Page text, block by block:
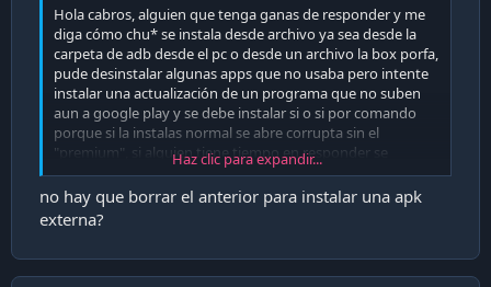
Hola cabros, alguien que tenga ganas de responder y me
diga cómo chu* se instala desde archivo ya sea desde la
carpeta de adb desde el pc o desde un archivo la box porfa,
pude desinstalar algunas apps que no usaba pero intente
instalar una actualización de un programa que no suben
aun a google play y se debe instalar si o si por comando
porque si la instalas normal se abre corrupta sin el
"premium", si alguien tiene tiempo en responder se
agradece o con algún video por ahi si le da paja.
Haz clic para expandir...
no hay que borrar el anterior para instalar una apk
externa?